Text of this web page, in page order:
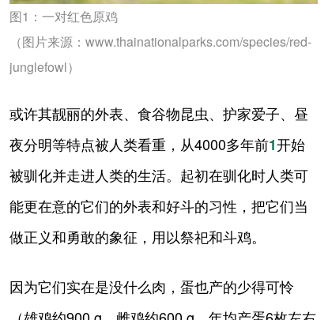
图1：一对红色原鸡
（图片来源：www.thainationalparks.com/species/red-
junglefowl）
或许其靓丽的外表、食谷物昆虫、护家爱子、昼
夜分明等特点被人类看重，从4000多年前1开始
被驯化并走进人类的生活。起初在驯化时人类可
能更在意的它们的外表和好斗的习性，把它们当
做正义和勇敢的象征，用以祭祀和斗鸡。
因为它们实在是没什么肉，蛋也产的少得可怜